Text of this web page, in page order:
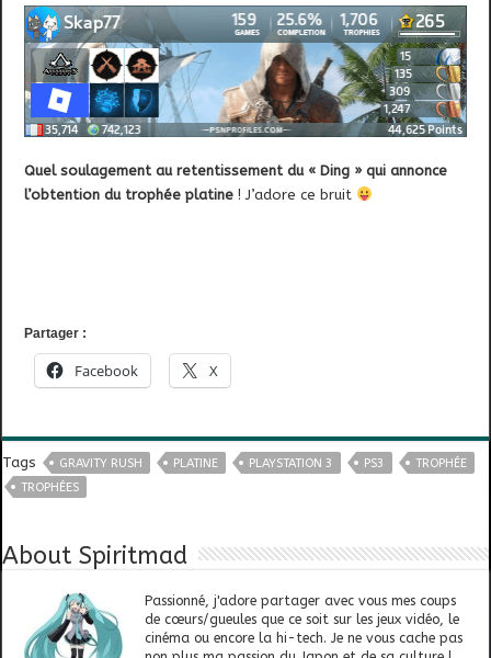
Quel soulagement au retentissement du « Ding » qui annonce
l’obtention du trophée platine ! J’adore ce bruit
Partager :
Facebook X
Tags GRAVITY RUSH PLATINE PLAYSTATION 3 PS3
TROPHÉE
TROPHÉES
About Spiritmad
Passionné, j'adore partager avec vous mes coups
de cœurs/gueules que ce soit sur les jeux vidéo, le
cinéma ou encore la hi-tech. Je ne vous cache pas